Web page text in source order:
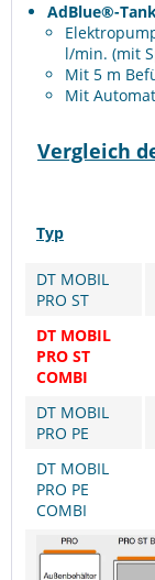
AdBlue®-
l/min. (mit
Mit 5 m
Mit
Vergleich
Typ
DT MOBIL
PRO ST
DT MOBIL
PRO ST
COMBI
DT MOBIL
PRO PE
DT MOBIL
PRO PE
COMBI